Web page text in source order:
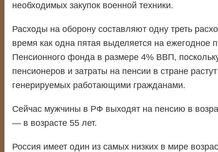
необходимых закупок военной техники.
Расходы на оборону составляют одну треть
время как одна пятая выделяется на ежегодное
Пенсионного фонда в размере 4% ВВП,
пенсионеров и затраты на пенсии в стране
генерируемых работающими гражданами.
Сейчас мужчины в РФ выходят на пенсию в
— в возрасте 55 лет.
Россия имеет один из самых низких в мире